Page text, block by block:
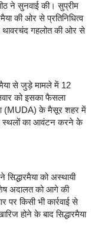
ने सुनवाई की। सुप्रीम
की ओर से प्रतिनिधित्व
थावरचंद गहलोत की ओर से
से जुड़े मामले में 12
को इसका फैसला
(MUDA) के मैसूर शहर में
स्थलों का आवंटन करने के
को अस्थायी
अदालत को आगे की
पर किसी भी कार्रवाई से
होने के बाद सिद्धारमैया